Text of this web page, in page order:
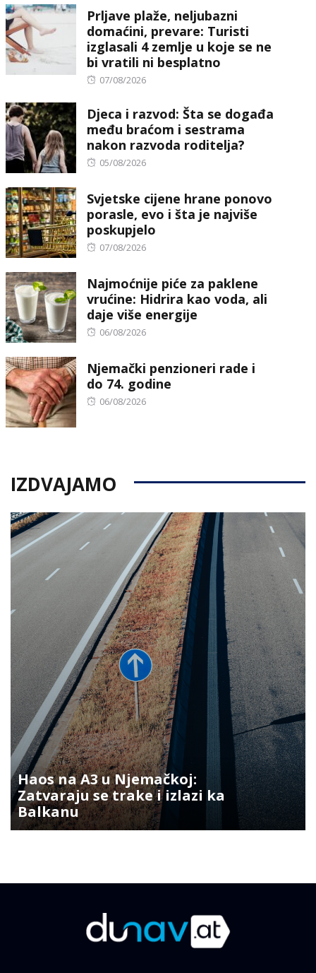
Prljave plaže, neljubazni
domaćini, prevare: Turisti
izglasali 4 zemlje u koje se ne
bi vratili ni besplatno
Posted
07/08/2026
Djeca i razvod: Šta se događa
među braćom i sestrama
nakon razvoda roditelja?
Posted
05/08/2026
Svjetske cijene hrane ponovo
porasle, evo i šta je najviše
poskupjelo
Posted
07/08/2026
Najmoćnije piće za paklene
vrućine: Hidrira kao voda, ali
daje više energije
Posted
06/08/2026
Njemački penzioneri rade i
do 74. godine
Posted
06/08/2026
IZDVAJAMO
Haos na A3 u Njemačkoj:
Zatvaraju se trake i izlazi ka
Balkanu